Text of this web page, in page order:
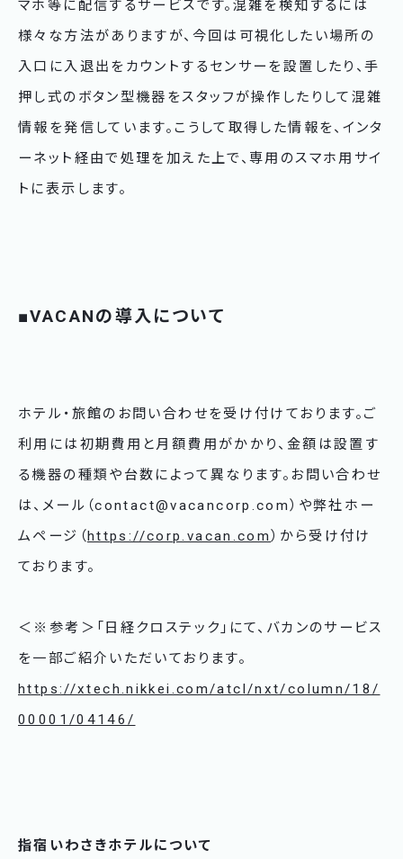
マホ等に配信するサービスです。混雑を検知するには
様々な方法がありますが、今回は可視化したい場所の
入口に入退出をカウントするセンサーを設置したり、手
押し式のボタン型機器をスタッフが操作したりして混雑
情報を発信しています。こうして取得した情報を、インタ
ーネット経由で処理を加えた上で、専用のスマホ用サイ
トに表示します。
■VACANの導入について
ホテル・旅館のお問い合わせを受け付けております。ご
利用には初期費用と月額費用がかかり、金額は設置す
る機器の種類や台数によって異なります。お問い合わせ
は、メール（contact@vacancorp.com）や弊社ホー
ムページ（https://corp.vacan.com）から受け付け
ております。
＜※参考＞「日経クロステック」にて、バカンのサービス
を一部ご紹介いただいております。
https://xtech.nikkei.com/atcl/nxt/column/18/
00001/04146/
指宿いわさきホテルについて